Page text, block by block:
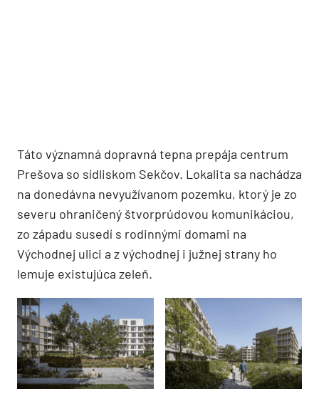
Táto významná dopravná tepna prepája centrum
Prešova so sídliskom Sekčov. Lokalita sa nachádza
na donedávna nevyužívanom pozemku, ktorý je zo
severu ohraničený štvorprúdovou komunikáciou,
zo západu susedí s rodinnými domami na
Východnej ulici a z východnej i južnej strany ho
lemuje existujúca zeleň.